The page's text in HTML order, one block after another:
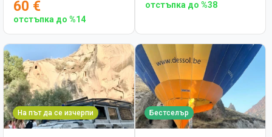
60 €
отстъпка до %14
отстъпка до %38
На път да се изчерпи Бестселър